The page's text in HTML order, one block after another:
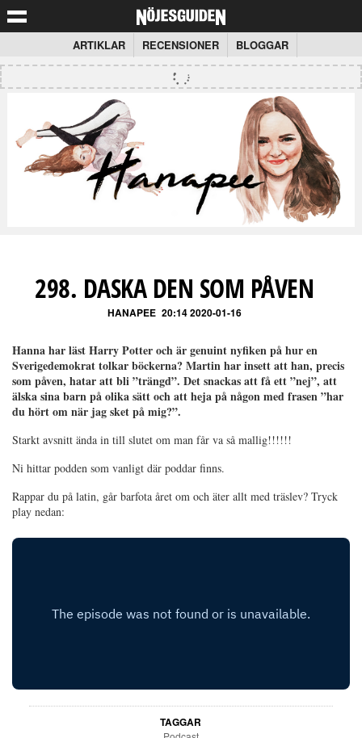
ARTIKLAR RECENSIONER BLOGGAR
298. DASKA DEN SOM PÅVEN
HANAPEE 20:14 2020-01-16
Hanna har läst Harry Potter och är genuint nyfiken på hur en
Sverigedemokrat tolkar böckerna? Martin har insett att han, precis
som påven, hatar att bli ”trängd”. Det snackas att få ett ”nej”, att
älska sina barn på olika sätt och att heja på någon med frasen ”har
du hört om när jag sket på mig?”.
Starkt avsnitt ända in till slutet om man får va så mallig!!!!!!
Ni hittar podden som vanligt där poddar finns.
Rappar du på latin, går barfota året om och äter allt med träslev? Tryck
play nedan:
TAGGAR